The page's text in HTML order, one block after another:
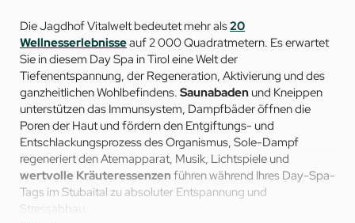
Die Jagdhof Vitalwelt bedeutet mehr als20
Wellnesserlebnisseauf 2 000 Quadratmetern. Es erwartet
Sie in diesem Day Spa in Tirol eine Welt der
Tiefenentspannung, der Regeneration, Aktivierung und des
ganzheitlichen Wohlbefindens. Saunabaden und Kneippen
unterstützen das Immunsystem, Dampfbäder öffnen die
Poren der Haut und fördern den Entgiftungs- und
Entschlackungsprozess des Organismus, Sole-Dampf
regeneriert den Atemapparat, Musik, Lichtspiele und
wertvolle Kräuteressenzen führen während Ihres Day-Spa-
Tags im Stubaital zu absoluter Entspannung und
Stressabbau.